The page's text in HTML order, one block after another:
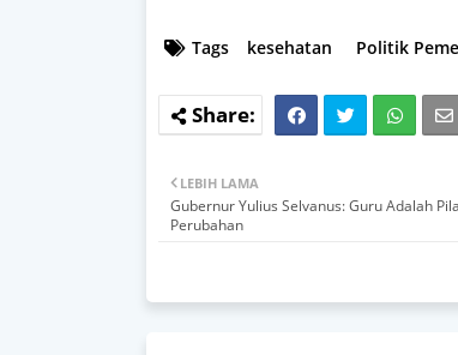
Tags kesehatan Politik
LEBIH LAMA
Gubernur Yulius Selvanus: Guru Adalah
Perubahan